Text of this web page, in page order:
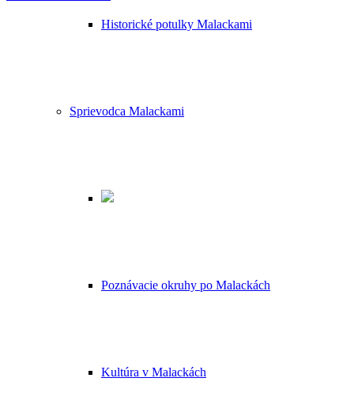
Historické potulky Malackami
Sprievodca Malackami
Poznávacie okruhy po Malackách
Kultúra v Malackách